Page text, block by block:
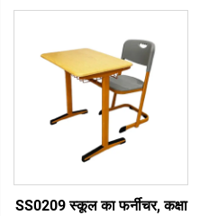
SS0209 स्कूल का फर्नीचर, कक्षा